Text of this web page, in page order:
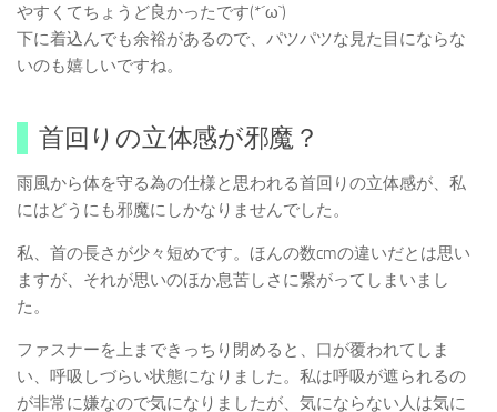
やすくてちょうど良かったです(*´ω`)
下に着込んでも余裕があるので、パツパツな見た目にならな
いのも嬉しいですね。
首回りの立体感が邪魔？
雨風から体を守る為の仕様と思われる首回りの立体感が、私
にはどうにも邪魔にしかなりませんでした。
私、首の長さが少々短めです。ほんの数cmの違いだとは思い
ますが、それが思いのほか息苦しさに繋がってしまいまし
た。
ファスナーを上まできっちり閉めると、口が覆われてしま
い、呼吸しづらい状態になりました。私は呼吸が遮られるの
が非常に嫌なので気になりましたが、気にならない人は気に